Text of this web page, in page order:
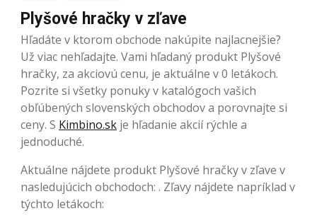
Plyšové hračky v zľave
Hľadáte v ktorom obchode nakúpite najlacnejšie?
Už viac nehľadajte. Vami hľadaný produkt Plyšové
hračky, za akciovú cenu, je aktuálne v 0 letákoch.
Pozrite si všetky ponuky v katalógoch vašich
obľúbených slovenských obchodov a porovnajte si
ceny. S Kimbino.sk je hľadanie akcií rýchle a
jednoduché.
Aktuálne nájdete produkt Plyšové hračky v zľave v
nasledujúcich obchodoch: . Zľavy nájdete napríklad v
týchto letákoch: